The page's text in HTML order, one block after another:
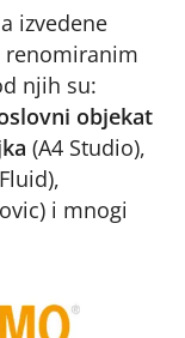
izvedene
renomiranim
njih su:
objekat
(A4 Studio),
i mnogi